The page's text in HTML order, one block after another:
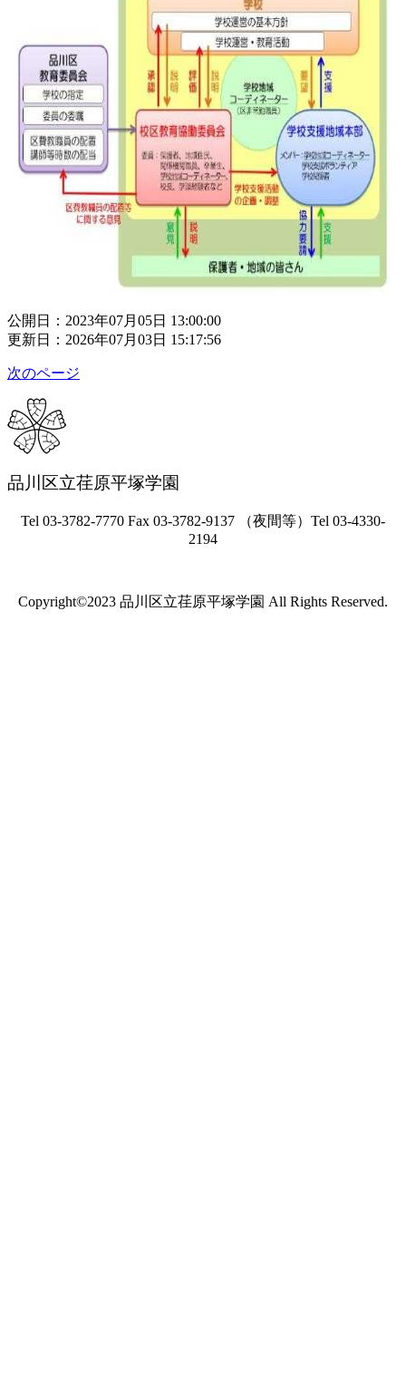
公開日：2023年07月05日 13:00:00
更新日：2026年07月03日 15:17:56
次のページ
品川区立荏原平塚学園
Tel 03-3782-7770 Fax 03-3782-9137 （夜間等）Tel 03-4330-
2194
Copyright©2023 品川区立荏原平塚学園 All Rights Reserved.